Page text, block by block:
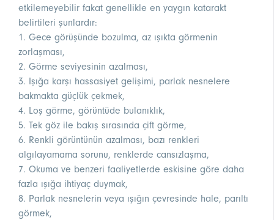
etkilemeyebilir fakat genellikle en yaygın katarakt
belirtileri şunlardır:
1. Gece görüşünde bozulma, az ışıkta görmenin
zorlaşması,
2. Görme seviyesinin azalması,
3. Işığa karşı hassasiyet gelişimi, parlak nesnelere
bakmakta güçlük çekmek,
4. Loş görme, görüntüde bulanıklık,
5. Tek göz ile bakış sırasında çift görme,
6. Renkli görüntünün azalması, bazı renkleri
algılayamama sorunu, renklerde cansızlaşma,
7. Okuma ve benzeri faaliyetlerde eskisine göre daha
fazla ışığa ihtiyaç duymak,
8. Parlak nesnelerin veya ışığın çevresinde hale, parıltı
görmek,